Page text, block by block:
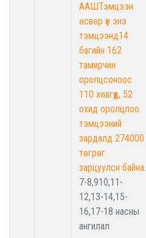
ААШТэмцээн
өсвөр үе энэ
тэмцээнд14
багийн 162
тамирчин
оролцсоноос
110 хөвгүүд, 52
охид оролцлоо.
тэмцээний
зардалд 274000
төгрөг
зарцуулсн байна.
7-8,910,11-
12,13-14,15-
16,17-18 насны
ангилал